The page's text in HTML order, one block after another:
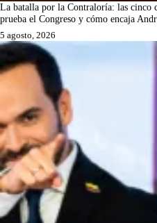
La batalla por la Contraloría: las cinco
prueba el Congreso y cómo encaja
5 agosto, 2026